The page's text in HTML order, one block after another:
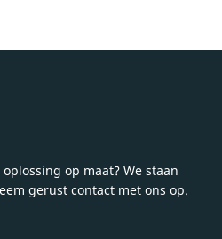
op maat? We staan
gerust contact met ons op.